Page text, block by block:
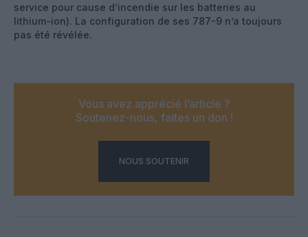
service pour cause d’incendie sur les batteries au
lithium-ion). La configuration de ses 787-9 n’a toujours
pas été révélée.
Vous avez apprécié l’article ?
Soutenez-nous, faites un don !
NOUS SOUTENIR